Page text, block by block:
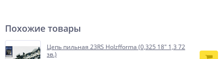
Похожие товары
Цепь пильная 23RS Holzfforma (0,325 18" 1,3 72
зв.)